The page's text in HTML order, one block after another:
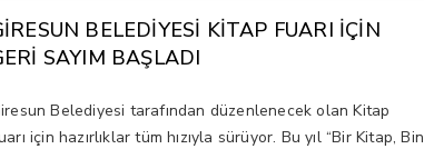
BELEDİYESİ KİTAP FUARI İÇİN
SAYIM BAŞLADI
Belediyesi tarafından düzenlenecek olan Kitap
için hazırlıklar tüm hızıyla sürüyor. Bu yıl “Bir Kitap, Bin